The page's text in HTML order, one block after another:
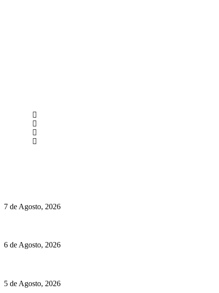
7 de Agosto, 2026
6 de Agosto, 2026
5 de Agosto, 2026